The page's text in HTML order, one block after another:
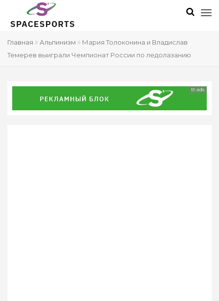
Главная Альпинизм
Мария Толоконина и Владислав
Темерев выиграли Чемпионат России по ледолазанию
tt ads